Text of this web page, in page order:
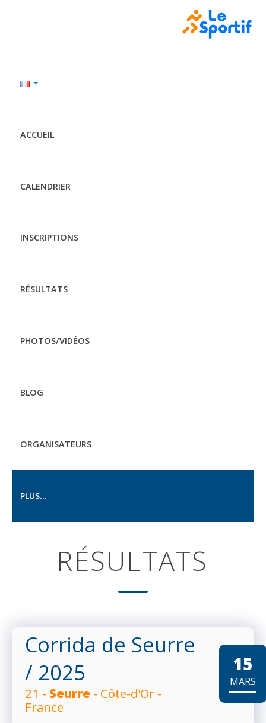
ACCUEIL
CALENDRIER
INSCRIPTIONS
RÉSULTATS
PHOTOS/VIDÉOS
BLOG
ORGANISATEURS
PLUS...
RÉSULTATS
Corrida de Seurre
/ 2025
21 - Seurre - Côte-d'Or -
France
15
MARS